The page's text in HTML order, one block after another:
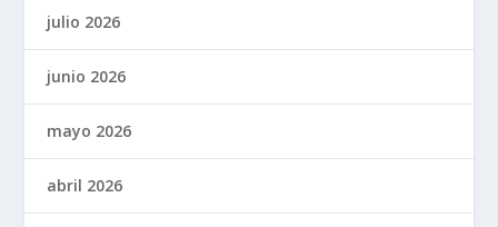
julio 2026
junio 2026
mayo 2026
abril 2026